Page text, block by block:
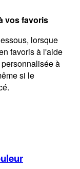
vos favoris
lorsque
favoris à l'aide
à
si le